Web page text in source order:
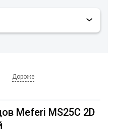
Дороже
Meferi MS25C 2D